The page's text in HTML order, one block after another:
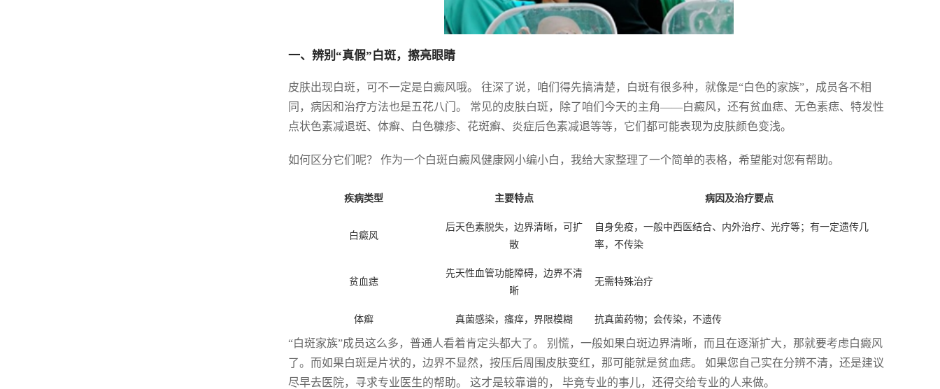
一、辨别“真假”白斑，擦亮眼睛
皮肤出现白斑，可不一定是白癜风哦。 往深了说，咱们得先搞清楚，白斑有很多种，就像是“白色的家族”，成员各不相
同，病因和治疗方法也是五花八门。 常见的皮肤白斑，除了咱们今天的主角——白癜风，还有贫血痣、无色素痣、特发性
点状色素减退斑、体癣、白色糠疹、花斑癣、炎症后色素减退等等，它们都可能表现为皮肤颜色变浅。
如何区分它们呢？ 作为一个白斑白癜风健康网小编小白，我给大家整理了一个简单的表格，希望能对您有帮助。
疾病类型 主要特点 病因及治疗要点
白癜风
后天色素脱失，边界清晰，可扩
散
自身免疫，一般中西医结合、内外治疗、光疗等；有一定遗传几
率，不传染
贫血痣
先天性血管功能障碍，边界不清
晰
无需特殊治疗
体癣 真菌感染，瘙痒，界限模糊 抗真菌药物；会传染，不遗传
“白斑家族”成员这么多，普通人看着肯定头都大了。 别慌，一般如果白斑边界清晰，而且在逐渐扩大，那就要考虑白癜风
了。而如果白斑是片状的，边界不显然，按压后周围皮肤变红，那可能就是贫血痣。 如果您自己实在分辨不清，还是建议
尽早去医院，寻求专业医生的帮助。 这才是较靠谱的， 毕竟专业的事儿，还得交给专业的人来做。